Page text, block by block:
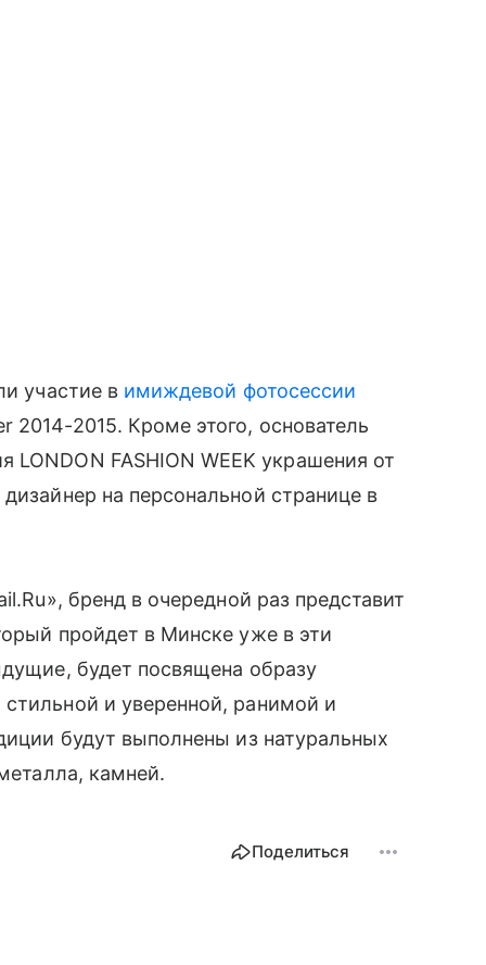
участие в имиждевой фотосессии
2014-2015. Кроме этого, основатель
FASHION WEEK украшения от
на персональной странице в
бренд в очередной раз представит
пройдет в Минске уже в эти
будет посвящена образу
и уверенной, ранимой и
будут выполнены из натуральных
камней.
Поделиться